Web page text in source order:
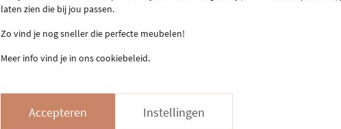
Klantenservice
Contact & openingsuren
Retourneren
Laagsteprijsgarantie
laten zien die bij jou passen.
Zo vind je nog sneller die perfecte meubelen!
Meer info vind je in ons cookiebeleid.
Accepteren Instellingen